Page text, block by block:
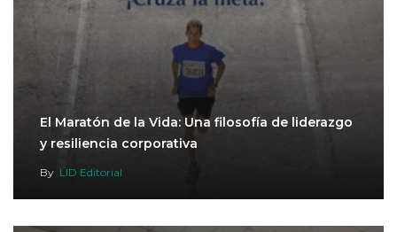
El Maratón de la Vida: Una filosofía de liderazgo
y resiliencia corporativa
By LID Editorial